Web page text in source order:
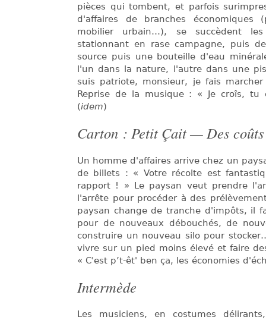
pièces qui tombent, et parfois
d'affaires de branches économiques
mobilier urbain…), se succèdent
stationnant en rase campagne, puis
source puis une bouteille d'eau
l'un dans la nature, l'autre dans une
suis patriote, monsieur, je fais
Reprise de la musique : « Je croîs,
(idem)
Carton : Petit Çait — Des coûts
Un homme d'affaires arrive chez un
de billets : « Votre récolte est
rapport ! » Le paysan veut prendre
l'arrête pour procéder à des
paysan change de tranche d'impôts, il
pour de nouveaux débouchés, de
construire un nouveau silo pour
vivre sur un pied moins élevé et faire
« C'est p’t-êt' ben ça, les économies
Intermède
Les musiciens, en costumes